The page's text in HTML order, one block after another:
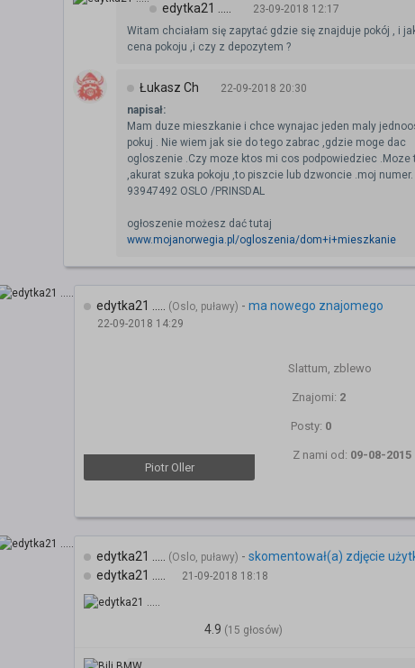
edytka21 .....
23-09-2018 12:17
Witam chciałam się zapytać gdzie się znajduje pokój , i
cena pokoju ,i czy z depozytem ?
Łukasz Ch
22-09-2018 20:30
napisał:
Mam duze mieszkanie i chce wynajac jeden maly
pokuj . Nie wiem jak sie do tego zabrac ,gdzie moge dac
ogloszenie .Czy moze ktos mi cos podpowiedziec .Moze
,akurat szuka pokoju ,to piszcie lub dzwoncie .moj numer.
93947492 OSLO /PRINSDAL
ogłoszenie możesz dać tutaj
www.mojanorwegia.pl/ogloszenia/dom+i+mieszkanie
edytka21 ..... (Oslo, puławy) - ma nowego znajomego
22-09-2018 14:29
Piotr Oller
Slattum, zblewo
Znajomi: 2
Posty: 0
Z nami od: 09-08-2015
edytka21 ..... (Oslo, puławy) - skomentował(a) zdjęcie
edytka21 .....
21-09-2018 18:18
4.9 (15 głosów)